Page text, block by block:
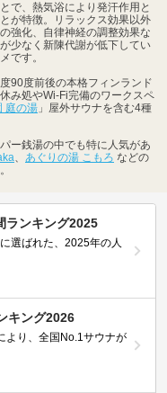
で、熱気浴により発汗作用と
が特徴。リラックス効果以外
強化、自律神経の調整効果な
少なく新陳代謝が低下してい
です。
度90度前後の本格フィンランド
み処やWi-Fi完備のワークスペ
庭の湯 」屋外サウナを含む4種
ー銭湯の中でも特に人気があ
、 あぐりの湯 こもろ などの
ランキング2025
選ばれた、2025年の人
キング2026
より、全国No.1サウナが